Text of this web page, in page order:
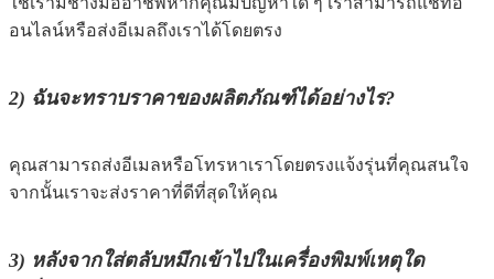
อนไลน์หรือส่งอีเมลถึงเราได้โดยตรง
2) ฉันจะทราบราคาของผลิตภัณฑ์ได้อย่างไร?
คุณสามารถส่งอีเมลหรือโทรหาเราโดยตรงแจ้งรุ่นที่คุณสนใจ
จากนั้นเราจะส่งราคาที่ดีที่สุดให้คุณ
3) หลังจากใส่ตลับหมึกเข้าไปในเครื่องพิมพ์เหตุใด